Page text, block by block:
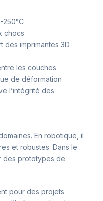
250°C
chocs
des imprimantes 3D
les couches
de déformation
l’intégrité des
En robotique, il
et robustes. Dans le
des prototypes de
pour des projets